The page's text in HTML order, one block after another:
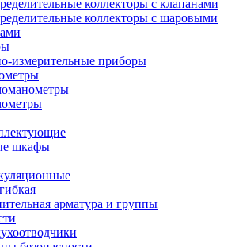
коллекторы с клапанами
коллекторы с шаровыми
измерительные приборы
шкафы
арматура и группы